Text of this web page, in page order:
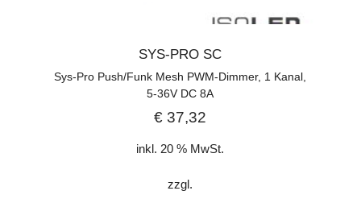
SYS-PRO SC
Sys-Pro Push/Funk Mesh PWM-Dimmer, 1 Kanal,
5-36V DC 8A
€ 37,32
inkl. 20 % MwSt.
zzgl.